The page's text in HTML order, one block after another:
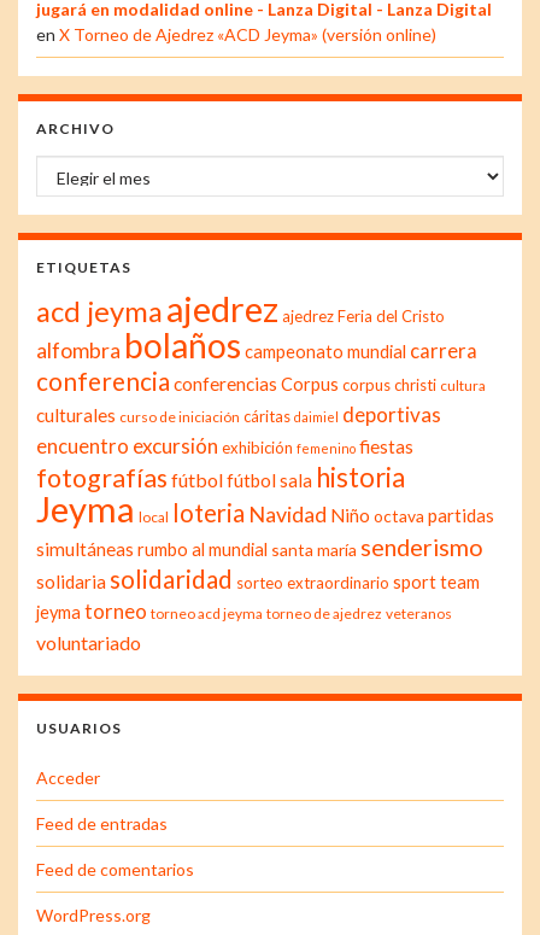
jugará en modalidad online - Lanza Digital - Lanza Digital
en X Torneo de Ajedrez «ACD Jeyma» (versión online)
ARCHIVO
Archivo
ETIQUETAS
acd jeymaajedrez ajedrez Feria del Cristo
alfombra bolaños campeonato mundial carrera
conferencia conferencias Corpus corpus christi cultura
culturales curso de iniciación cáritas daimiel deportivas
encuentro excursión exhibición femenino fiestas
fotografías fútbolfútbol sala historia
Jeyma local loteria Navidad Niño octava partidas
simultáneas rumbo al mundial santa maría senderismo
solidariasolidaridad sorteo extraordinario sport team
jeyma torneo torneo acd jeyma torneo de ajedrez veteranos
voluntariado
USUARIOS
Acceder
Feed de entradas
Feed de comentarios
WordPress.org